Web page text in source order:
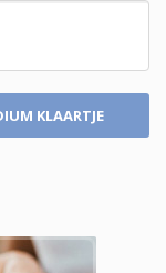
KLAARTJE